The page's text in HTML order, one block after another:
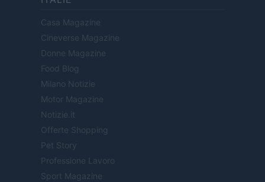
Casa Magazine
Cineverse Magazine
Donne Magazine
Food Blog
Milano Notizie
Motor Magazine
Notizie.it
Offerte Shopping
Pet Story
Professione Lavoro
Sport Magazine